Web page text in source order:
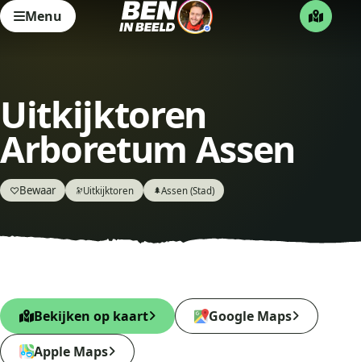
Menu
Uitkijktoren
Arboretum Assen
♡Bewaar 🔭Uitkijktoren 🌲Assen (Stad)
Bekijken op kaart
Google Maps
Apple Maps